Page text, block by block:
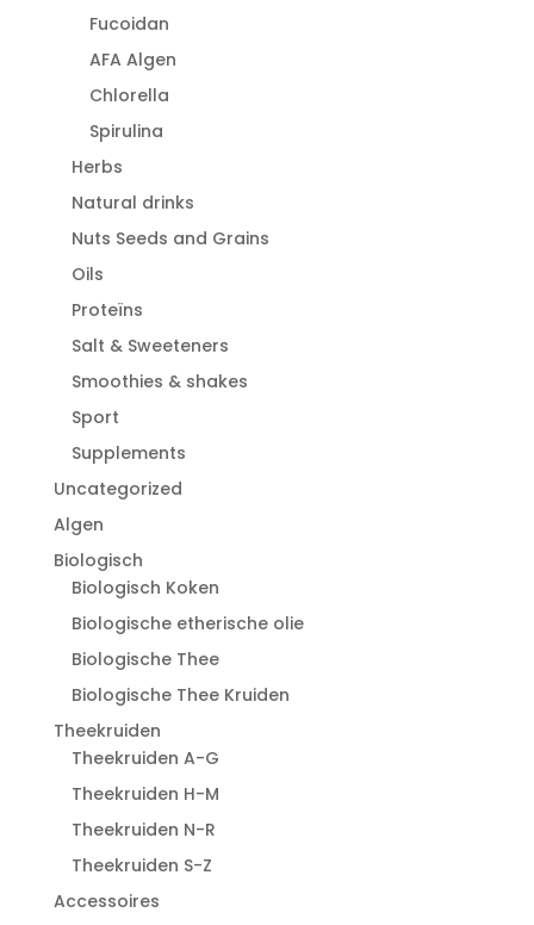
Fucoidan
AFA Algen
Chlorella
Spirulina
Herbs
Natural drinks
Nuts Seeds and Grains
Oils
Proteïns
Salt & Sweeteners
Smoothies & shakes
Sport
Supplements
Uncategorized
Algen
Biologisch
Biologisch Koken
Biologische etherische olie
Biologische Thee
Biologische Thee Kruiden
Theekruiden
Theekruiden A-G
Theekruiden H-M
Theekruiden N-R
Theekruiden S-Z
Accessoires